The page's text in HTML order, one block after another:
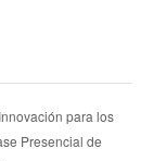
para los
Presencial de